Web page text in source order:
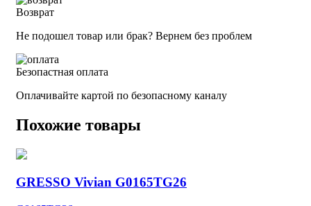
Возврат
Не подошел товар или брак? Вернем без проблем
Безопастная оплата
Оплачивайте картой по безопасному каналу
Похожие товары
GRESSO Vivian G0165TG26